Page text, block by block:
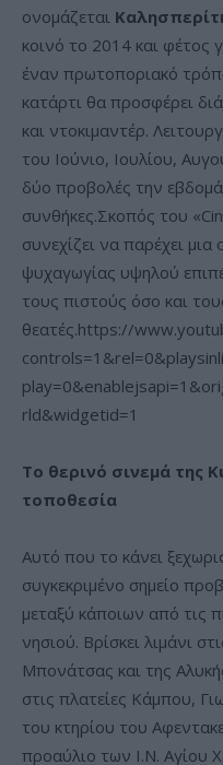
ονομάζεται
κοινό το 2014 και φέτος
έναν πρωτοποριακό
κατάρτι θα προσφέρει
και ντοκιμαντέρ.
του Ιούνιο, Ιουλίου,
δύο προβολές την
συνθήκες.Σκοπός του
συνεχίζει να παρέχει
ψυχαγωγίας υψηλού
τους πιστούς όσο και
θεατές.https://
rld&widgetid=1
Το θερινό σινεμά της
τοποθεσία
Αυτό που το κάνει
συγκεκριμένο σημείο
μεταξύ κάποιων από τις
νησιού. Βρίσκει λιμάνι
Μπονάτσας και της
στις πλατείες Κάμπου,
του κτηρίου του
προαύλιο των Ι.Ν. Αγίου